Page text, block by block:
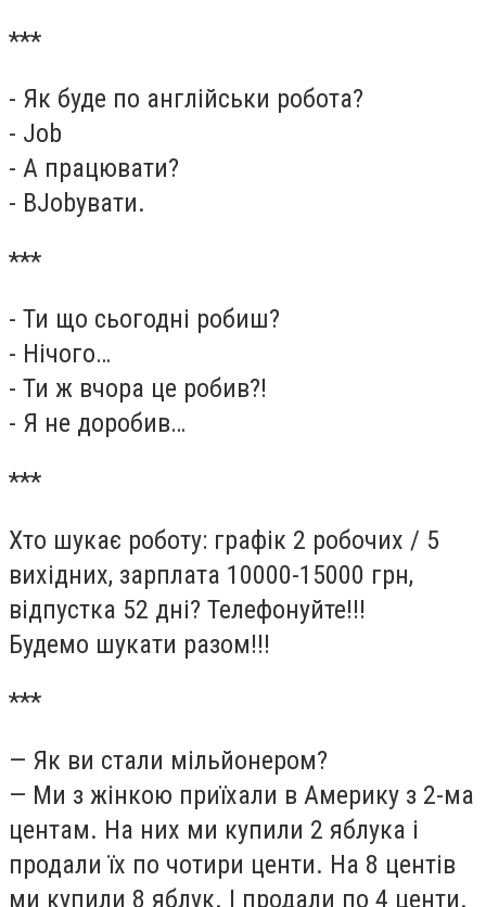
***
- Як буде по англійськи робота?
- Job
- А працювати?
- ВJobувати.
***
- Ти що сьогодні робиш?
- Нічого…
- Ти ж вчора це робив?!
- Я не доробив…
***
Хто шукає роботу: графік 2 робочих / 5
вихідних, зарплата 10000-15000 грн,
відпустка 52 дні? Телефонуйте!!!
Будемо шукати разом!!!
***
— Як ви стали мільйонером?
— Ми з жінкою приїхали в Америку з 2-ма
центам. На них ми купили 2 яблука і
продали їх по чотири центи. На 8 центів
ми купили 8 яблук. І продали по 4 центи.